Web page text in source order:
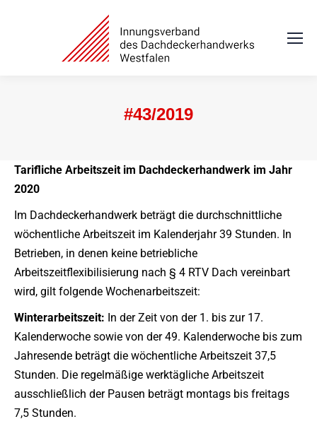
#43/2019
Tarifliche Arbeitszeit im Dachdeckerhandwerk im Jahr
2020
Im Dachdeckerhandwerk beträgt die durchschnittliche
wöchentliche Arbeitszeit im Kalenderjahr 39 Stunden. In
Betrieben, in denen keine betriebliche
Arbeitszeitflexibilisierung nach § 4 RTV Dach vereinbart
wird, gilt folgende Wochenarbeitszeit:
Winterarbeitszeit: In der Zeit von der 1. bis zur 17.
Kalenderwoche sowie von der 49. Kalenderwoche bis zum
Jahresende beträgt die wöchentliche Arbeitszeit 37,5
Stunden. Die regelmäßige werktägliche Arbeitszeit
ausschließlich der Pausen beträgt montags bis freitags
7,5 Stunden.